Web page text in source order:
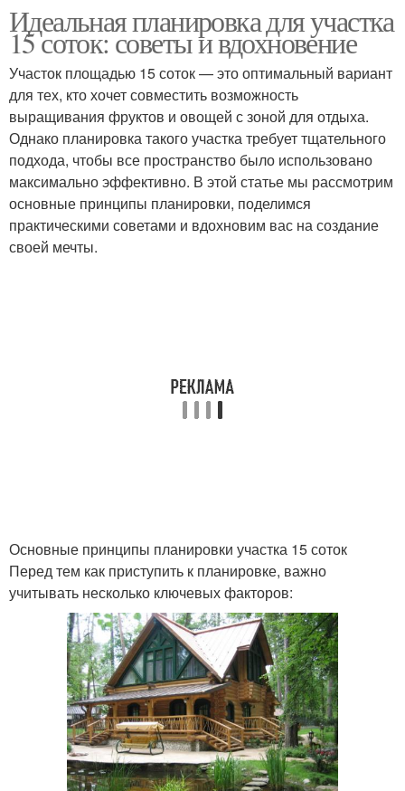
Идеальная планировка для участка
15 соток: советы и вдохновение
Участок площадью 15 соток — это оптимальный вариант
для тех, кто хочет совместить возможность
выращивания фруктов и овощей с зоной для отдыха.
Однако планировка такого участка требует тщательного
подхода, чтобы все пространство было использовано
максимально эффективно. В этой статье мы рассмотрим
основные принципы планировки, поделимся
практическими советами и вдохновим вас на создание
своей мечты.
Основные принципы планировки участка 15 соток
Перед тем как приступить к планировке, важно
учитывать несколько ключевых факторов: